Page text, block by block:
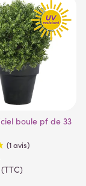
(TTC)